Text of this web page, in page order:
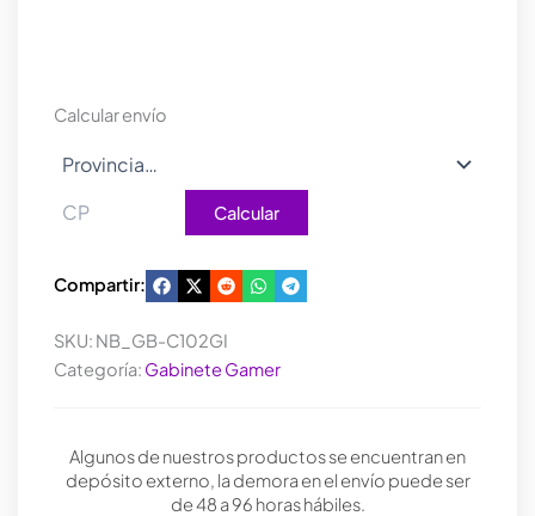
Calcular envío
Calcular
Compartir:
SKU: NB_GB-C102GI
Categoría: Gabinete Gamer
Algunos de nuestros productos se encuentran en
depósito externo, la demora en el envío puede ser
de 48 a 96 horas hábiles.